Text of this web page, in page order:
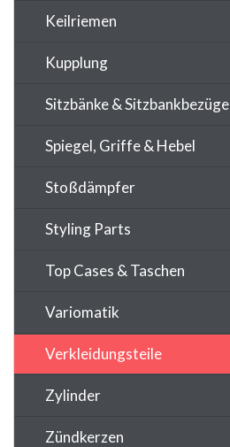
Keilriemen
Kupplung
Sitzbänke & Sitzbankbezüge
Spiegel, Griffe & Hebel
Stoßdämpfer
Styling Parts
Top Cases & Taschen
Variomatik
Verkleidungsteile
Zylinder
Zündkerzen